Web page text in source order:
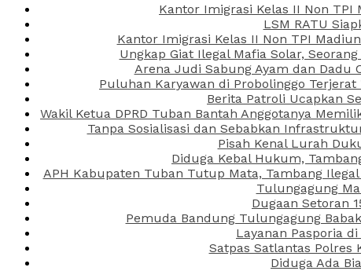
Kantor Imigrasi Kelas II Non TPI
LSM RATU
Kantor Imigrasi Kelas II Non TPI
Ungkap Giat Ilegal Mafia Solar,
Arena Judi Sabung Ayam dan Dadu
Puluhan Karyawan di Probolinggo
Berita Patroli Ucapkan
Wakil Ketua DPRD Tuban Bantah Anggotanya
Tanpa Sosialisasi dan Sebabkan
Pisah Kenal Lurah
Diduga Kebal Hukum,
APH Kabupaten Tuban Tutup Mata, Tambang
Tulungagung
Dugaan Setoran
Pemuda Bandung Tulungagung
Layanan Pasporia
Satpas Satlantas Polres
Diduga Ada